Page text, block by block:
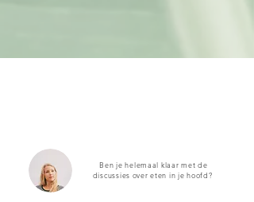
Ben je helemaal klaar met de
discussies over eten in je hoofd?